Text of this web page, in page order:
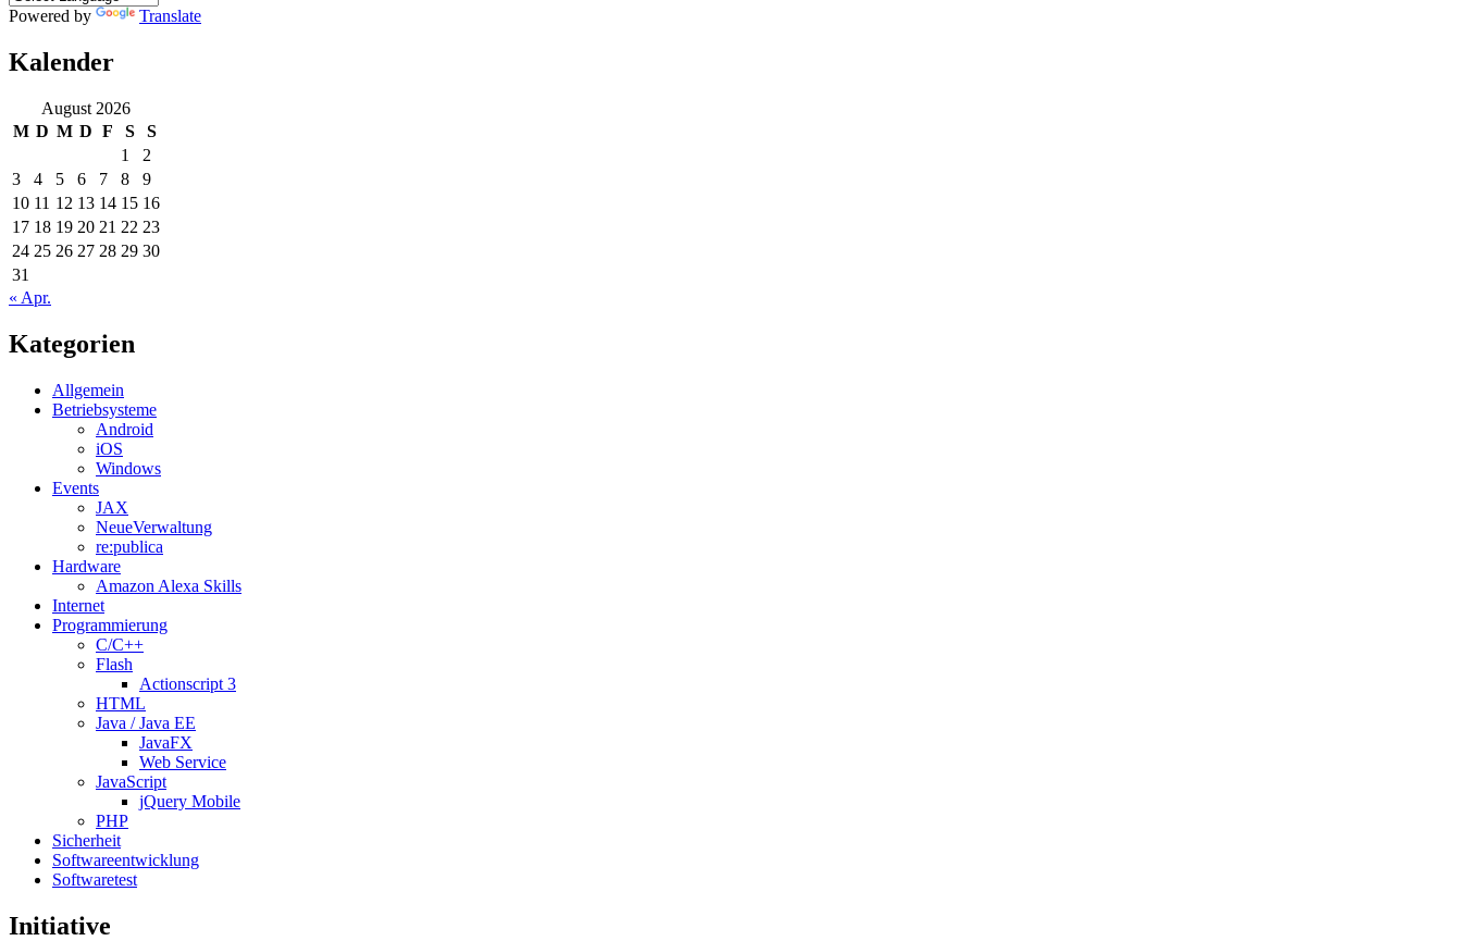
Powered by Translate
Kalender
August 2026
M D M D F S
S
1
2
3
4 5 6 7 8
9
10 11 12 13 14 15 16
17 18 19 20 21 22 23
24 25 26 27 28 29 30
31
« Apr.
Kategorien
Allgemein
Betriebsysteme
Android
iOS
Windows
Events
JAX
NeueVerwaltung
re:publica
Hardware
Amazon Alexa Skills
Internet
Programmierung
C/C++
Flash
Actionscript 3
HTML
Java / Java EE
JavaFX
Web Service
JavaScript
jQuery Mobile
PHP
Sicherheit
Softwareentwicklung
Softwaretest
Initiative